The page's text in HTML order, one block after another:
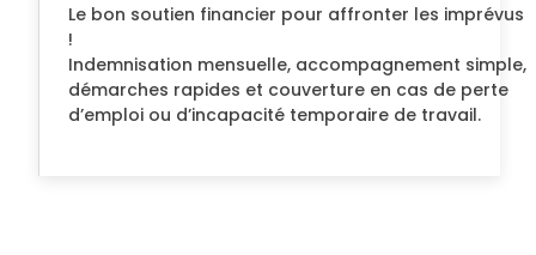
Le bon soutien financier pour affronter les imprévus
!
Indemnisation mensuelle, accompagnement simple,
démarches rapides et couverture en cas de perte
d’emploi ou d’incapacité temporaire de travail.